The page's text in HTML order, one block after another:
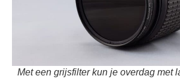
Met een grijsfilter kun je overdag met